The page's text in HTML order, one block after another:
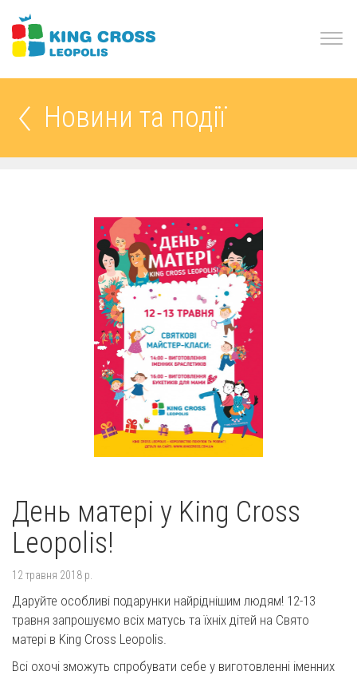
Новини та події
День матері у King Cross
Leopolis!
12 травня 2018 р.
Даруйте особливі подарунки найріднішим людям! 12-13
травня запрошуємо всіх матусь та їхніх дітей на Свято
матері в King Cross Leopolis.
Всі охочі зможуть спробувати себе у виготовленні іменних